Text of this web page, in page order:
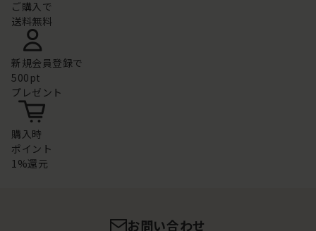
ご購入で
送料無料
新規会員登録で
500pt
プレゼント
購入時
ポイント
1%還元
お問い合わせ